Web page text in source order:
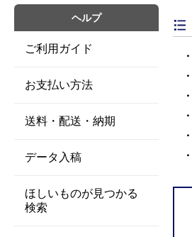
ヘルプ
ご利用ガイド
お支払い方法
送料・配送・納期
データ入稿
ほしいものが見つかる
検索